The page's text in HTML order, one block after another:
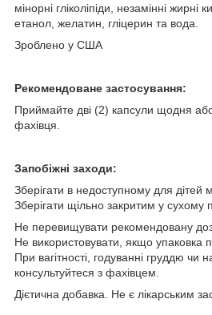
мінорні гліколіпіди, незамінні жирні
етанол, желатин, гліцерин та вода.
Зроблено у США
Рекомендоване застосування:
Приймайте дві (2) капсули щодня
фахівця.
Запобіжні заходи:
Зберігати в недоступному для дітей
Зберігати щільно закритим у сухому
Не перевищувати рекомендовану
Не використовувати, якщо упаковка
При вагітності, годуванні груддю чи
консультуйтеся з фахівцем.
Дієтична добавка. Не є лікарським